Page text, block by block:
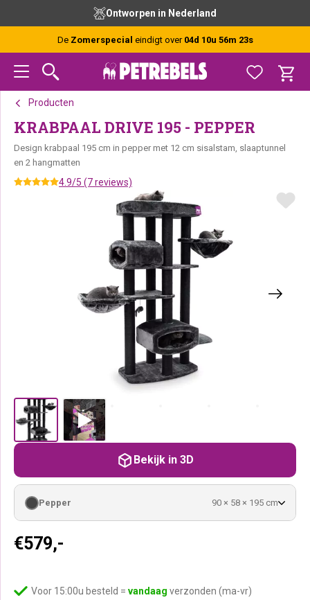
hoofdnavigatie
hoofd
inhoud
voettekst
Ontworpen in Nederland
De Zomerspecial eindigt over 04d 10u 56m 22s
Producten
KRABPAAL DRIVE 195 - PEPPER
Design krabpaal 195 cm in pepper met 12 cm sisalstam, slaaptunnel
en 2 hangmatten
4.9/5 (7 reviews)
€579,-
Pepper 90 × 58 × 195 cm
Voor 15:00u besteld = vandaag verzonden (ma-vr)
Bekijk in 3D